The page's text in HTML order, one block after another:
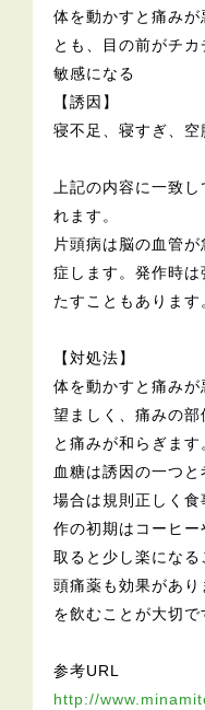
体を動かすと痛みが
とも、目の前がチ
敏感になる
【誘因】
寝不足、寝すぎ、
上記の内容に一致
れます。
片頭病は脳の血管
症します。発作時
たすこともあります
【対処法】
体を動かすと痛み
望ましく、痛みの
と痛みが和らぎま
血糖は誘因の一つ
場合は規則正しく
作の初期はコーヒ
取ると少し楽になる
頭痛薬も効果があ
を飲むことが大切で
参考URL
http://